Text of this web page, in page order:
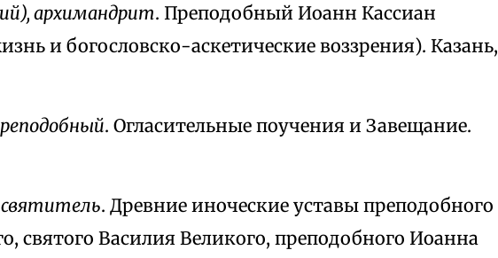
архимандрит. Преподобный Иоанн Кассиан
и богословско-аскетические воззрения). Казань,
. Огласительные поучения и Завещание.
. Древние иноческие уставы преподобного
святого Василия Великого, преподобного Иоанна